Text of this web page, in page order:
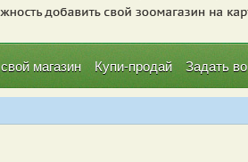
магазин Купи-продай Задать